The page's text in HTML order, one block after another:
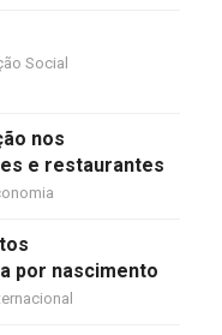
Social
nos
e restaurantes
por nascimento